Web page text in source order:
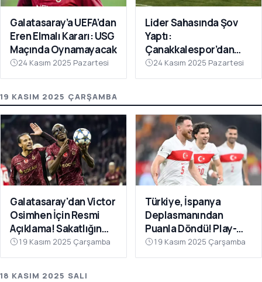
Galatasaray’a UEFA’dan
Eren Elmalı Kararı: USG
Maçında Oynamayacak
24 Kasım 2025 Pazartesi
Lider Sahasında Şov
Yaptı:
Çanakkalespor’dan
Farklı Galibiyet
24 Kasım 2025 Pazartesi
19 KASIM 2025 ÇARŞAMBA
Galatasaray'dan Victor
Osimhen İçin Resmi
Açıklama! Sakatlığın
Son Durumu Belli Oldu
19 Kasım 2025 Çarşamba
Türkiye, İspanya
Deplasmanından
Puanla Döndü! Play-
Off Öncesi Moral: 2-2
19 Kasım 2025 Çarşamba
18 KASIM 2025 SALI